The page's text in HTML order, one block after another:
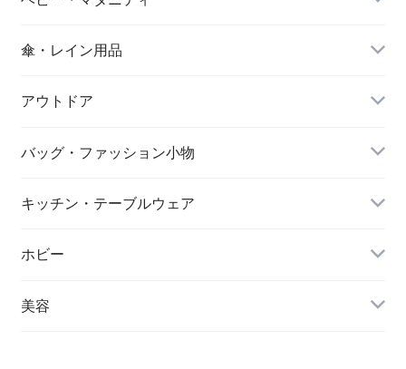
傘・レイン用品
アウトドア
バッグ・ファッション小物
キッチン・テーブルウェア
ホビー
美容